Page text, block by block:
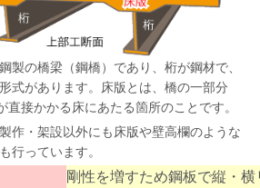
製の橋梁（鋼橋）であり、桁が鋼材で、
式があります。床版とは、橋の一部分
接かかる床にあたる箇所のことです。
作・架設以外にも床版や壁高欄のような
行っています。
剛性を増すため鋼板で縦・